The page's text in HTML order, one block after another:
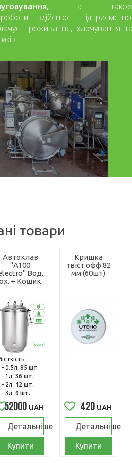
а також
роботи здійснює підприємство.
проживання, харчування та
товари
Автоклав
"А100
Вод.
ох. + Кошик
- 0.5л: 85 шт.
- 1л: 36 шт.
- 2л: 12 шт.
- 3л: 9 шт.
52000 UAH
Детальніше
Купити
Кришка
твіст офф 82
мм (60шт)
420 UAH
Детальніше
Купити